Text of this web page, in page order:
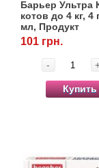
Барьер Ультра
котов до 4 кг, 4
мл, Продукт
101 грн.
-
Купить